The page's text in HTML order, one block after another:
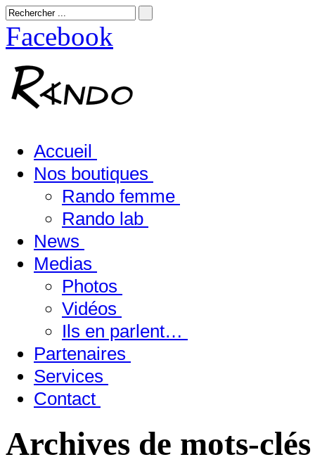
Facebook
Accueil
Nos boutiques
Rando femme
Rando lab
News
Medias
Photos
Vidéos
Ils en parlent…
Partenaires
Services
Contact
Archives de mots-